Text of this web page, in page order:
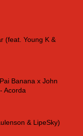
(feat. Young K &
Banana x John
Acorda
& LipeSky)